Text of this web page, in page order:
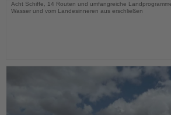
Acht Schiffe, 14 Routen und umfangreiche
Wasser und vom Landesinneren aus erschließen